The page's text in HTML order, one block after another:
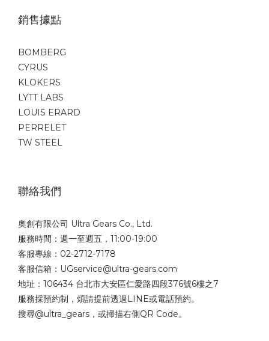
銷售據點
BOMBERG
CYRUS
KLOKERS
LYTT LABS
LOUIS ERARD
PERRELET
TW STEEL
聯絡我們
奧創有限公司 Ultra Gears Co., Ltd.
服務時間：週一至週五，11:00-19:00
客服專線：02-2712-7178
客服信箱：UGservice@ultra-gears.com
地址：106434 台北市大安區仁愛路四段376號6樓之7
服務採預約制，煩請提前透過LINE或電話預約。
搜尋@ultra_gears，或掃描右側QR Code。